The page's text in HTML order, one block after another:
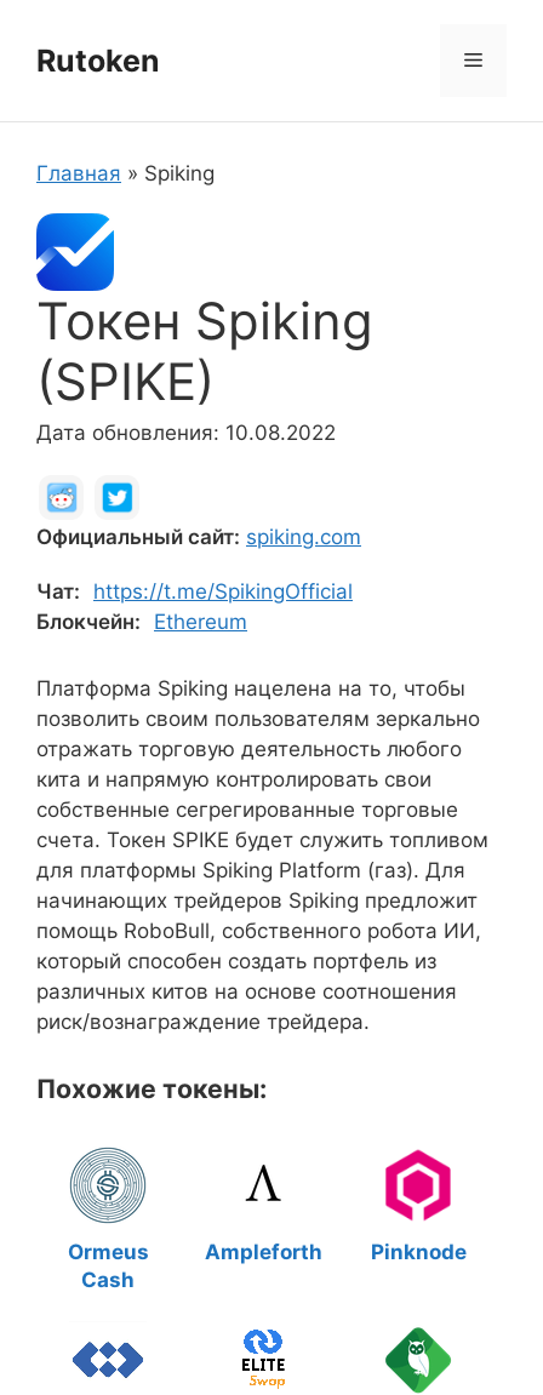
содержимому
Rutoken Меню
Главная » Spiking
Токен Spiking
(SPIKE)
Дата обновления: 10.08.2022
Официальный сайт: spiking.com
Чат:
https://t.me/SpikingOfficial
Блокчейн:
Ethereum
Платформа Spiking нацелена на то, чтобы
позволить своим пользователям зеркально
отражать торговую деятельность любого
кита и напрямую контролировать свои
собственные сегрегированные торговые
счета. Токен SPIKE будет служить топливом
для платформы Spiking Platform (газ). Для
начинающих трейдеров Spiking предложит
помощь RoboBull, собственного робота ИИ,
который способен создать портфель из
различных китов на основе соотношения
риск/вознаграждение трейдера.
Похожие токены:
Ormeus
Cash
Ampleforth Pinknode